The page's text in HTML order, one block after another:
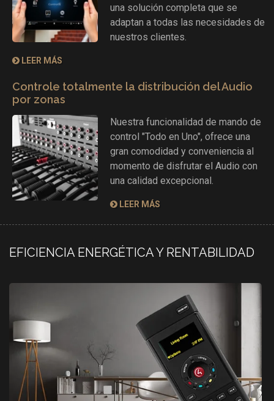
una solución completa que se
adaptan a todas las necesidades de
nuestros clientes.
LEER MÁS
Controle totalmente la distribución del Audio
por zonas
Nuestra funcionalidad de mando de
control "Todo en Uno", ofrece una
gran comodidad y conveniencia al
momento de disfrutar el Audio con
una calidad excepcional.
LEER MÁS
EFICIENCIA ENERGÉTICA Y RENTABILIDAD